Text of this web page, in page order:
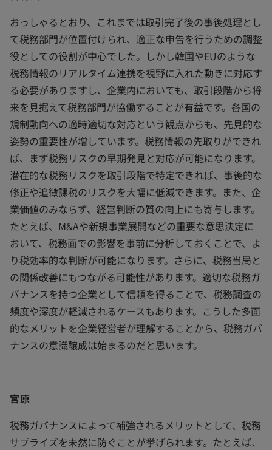
おっしゃるとおり、これまでは取引完了後の事後処理とし
て税務部門が位置付けられ、適正な申告を行うための調整
役としての役割が中心でした。しかし韓国やEUのような
税務情報のリアルタイム連携を視野に入れた動きに対応す
る必要がありますし、企業内においても、取引段階から将
来を見据えて税務部門が協働することが有益です。各国の
規制動向への適時適切な対応という観点からも、先見的な
姿勢の重要性が増しています。税務情報の先取りができれ
ば、まず税務リスクの早期発見と対応が可能になります。
潜在的な税務リスクを取引段階で特定できれば、事後的な
修正や追徴課税のリスクを大幅に低減できます。また、企
業価値のみならず、経営判断の質の向上にも寄与します。
たとえば、M&Aや新規事業展開などの重要な意思決定に
おいて、税務面での影響を事前に分析しておくことで、よ
り税効率的な判断が可能になります。さらに、税務当局と
の関係改善にもつながる可能性があります。適切な税務ガ
バナンスを持つ企業として信頼を得ることで、税務調査の
頻度や深度が軽減されるケースもあります。こうした多面
的なメリットを企業経営者が理解することから、税務ガバ
ナンスの意識醸成は始まるのだと思います。
宮原
税務ガバナンスによって補強されるメリットとして、税務
サプライズを未然に防ぐことが挙げられます。たとえば、